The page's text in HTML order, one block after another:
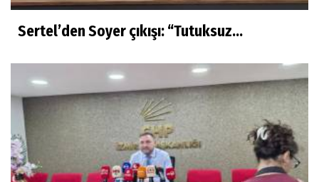
Sertel’den Soyer çıkışı: “Tutuksuz...